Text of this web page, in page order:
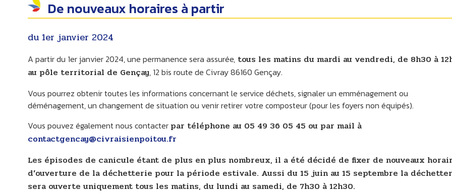
De nouveaux horaires à partir
du 1er janvier 2024
A partir du 1er janvier 2024, une permanence sera assurée,tous les matins du mardi au vendredi, de 8h30 à
au pôle territorial de Gençay, 12 bis route de Civray 86160 Gençay.
Vous pourrez obtenir toutes les informations concernant le service déchets, signaler un emménagement ou
déménagement, un changement de situation ou venir retirer votre composteur (pour les foyers non équipés).
Vous pouvez également nous contacter par téléphone au 05 49 36 05 45 ou par mail à
contactgencay@civraisienpoitou.fr
Les épisodes de canicule étant de plus en plus nombreux, il a été décidé de fixer de nouveaux
d’ouverture de la déchetterie pour la période estivale. Aussi du 15 juin au 15 septembre la
sera ouverte uniquement tous les matins, du lundi au samedi, de 7h30 à 12h30.​